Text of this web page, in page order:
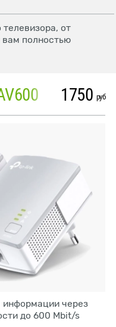
от
вам полностью
1750 руб
информации через
до 600 Mbit/s